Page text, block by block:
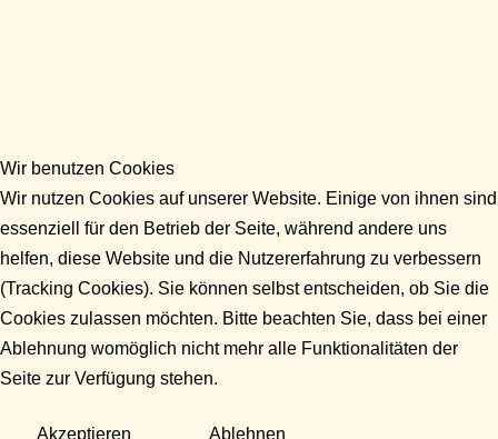
Wir benutzen Cookies
Wir nutzen Cookies auf unserer Website. Einige von ihnen sind
essenziell für den Betrieb der Seite, während andere uns
helfen, diese Website und die Nutzererfahrung zu verbessern
(Tracking Cookies). Sie können selbst entscheiden, ob Sie die
Cookies zulassen möchten. Bitte beachten Sie, dass bei einer
Ablehnung womöglich nicht mehr alle Funktionalitäten der
Seite zur Verfügung stehen.
Akzeptieren Ablehnen